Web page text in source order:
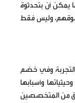
وبعدها يمكن أن بتحدثوة
وليس فقط
التجربة وفي خضم
وأسبابها
من المتخصصين